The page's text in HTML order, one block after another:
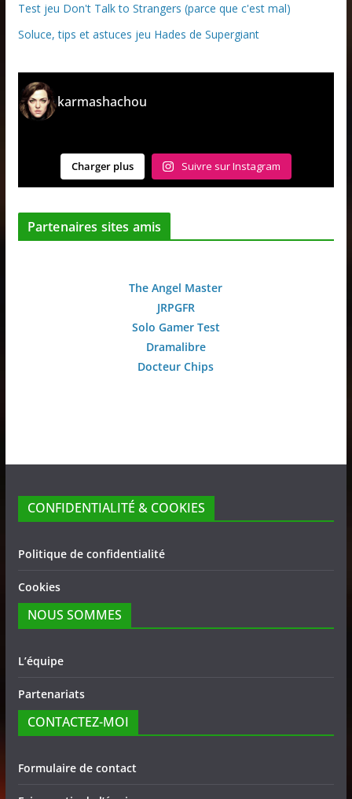
Test jeu Don't Talk to Strangers (parce que c'est mal)
Soluce, tips et astuces jeu Hades de Supergiant
karmashachou
Charger plus Suivre sur Instagram
Partenaires sites amis
The Angel Master
JRPGFR
Solo Gamer Test
Dramalibre
Docteur Chips
CONFIDENTIALITÉ & COOKIES
Politique de confidentialité
Cookies
NOUS SOMMES
L’équipe
Partenariats
CONTACTEZ-MOI
Formulaire de contact